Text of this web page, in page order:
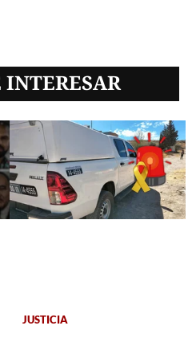
INTERESAR
JUSTICIA